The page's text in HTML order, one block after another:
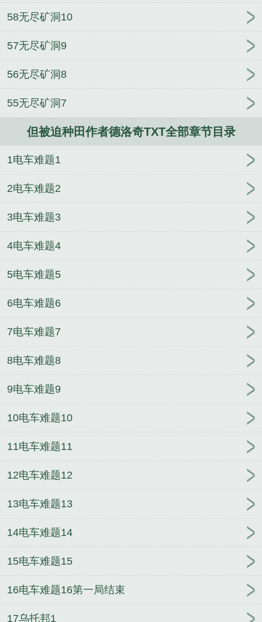
尸体为伴。对此叶凌表示：都是胡说八道，自己不过
种，一种谨小慎微，还有一种对自己有着谜之自信。
她悠哉悠哉走上前，当着大家的面扯下兜帽，露出长
满红眼睛的脸：“没听清，麻烦再说一遍。”“不说也没
关系哦，我的小麦正好缺肥料呢。”……再后来，叶凌
有了新的目标，她不仅要活下去，还要终结这一切，
想象得要复杂……...
都市类小说。
58无尽矿洞10
57无尽矿洞9
56无尽矿洞8
55无尽矿洞7
但被迫种田作者德洛奇TXT全部章节目录
1电车难题1
2电车难题2
3电车难题3
4电车难题4
5电车难题5
6电车难题6
7电车难题7
8电车难题8
9电车难题9
10电车难题10
11电车难题11
12电车难题12
13电车难题13
14电车难题14
15电车难题15
16电车难题16第一局结束
17乌托邦1